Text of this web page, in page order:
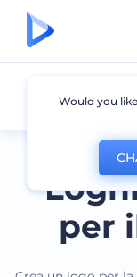
per
Industria
Would you